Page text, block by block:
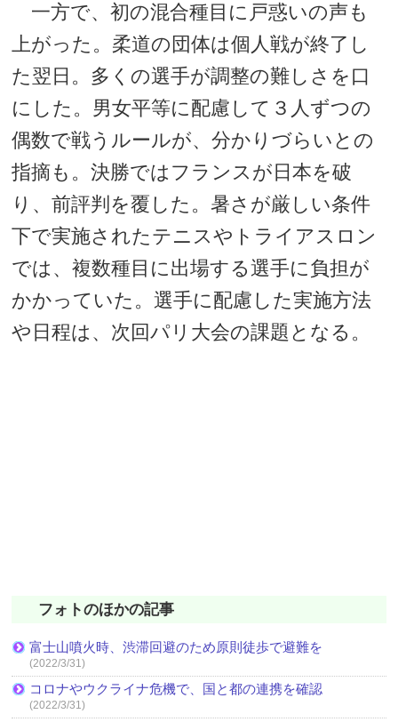
一方で、初の混合種目に戸惑いの声も
上がった。柔道の団体は個人戦が終了し
た翌日。多くの選手が調整の難しさを口
にした。男女平等に配慮して３人ずつの
偶数で戦うルールが、分かりづらいとの
指摘も。決勝ではフランスが日本を破
り、前評判を覆した。暑さが厳しい条件
下で実施されたテニスやトライアスロン
では、複数種目に出場する選手に負担が
かかっていた。選手に配慮した実施方法
や日程は、次回パリ大会の課題となる。
フォトのほかの記事
富士山噴火時、渋滞回避のため原則徒歩で避難を
(2022/3/31)
コロナやウクライナ危機で、国と都の連携を確認
(2022/3/31)